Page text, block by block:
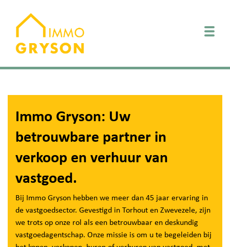
Immo Gryson: Uw
betrouwbare partner in
verkoop en verhuur van
vastgoed.
Bij Immo Gryson hebben we meer dan 45 jaar ervaring in
de vastgoedsector. Gevestigd in Torhout en Zwevezele, zijn
we trots op onze rol als een betrouwbaar en deskundig
vastgoedagentschap. Onze missie is om u te begeleiden bij